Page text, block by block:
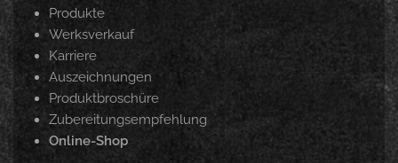
Produkte
Werksverkauf
Karriere
Auszeichnungen
Produktbroschüre
Zubereitungsempfehlung
Online-Shop